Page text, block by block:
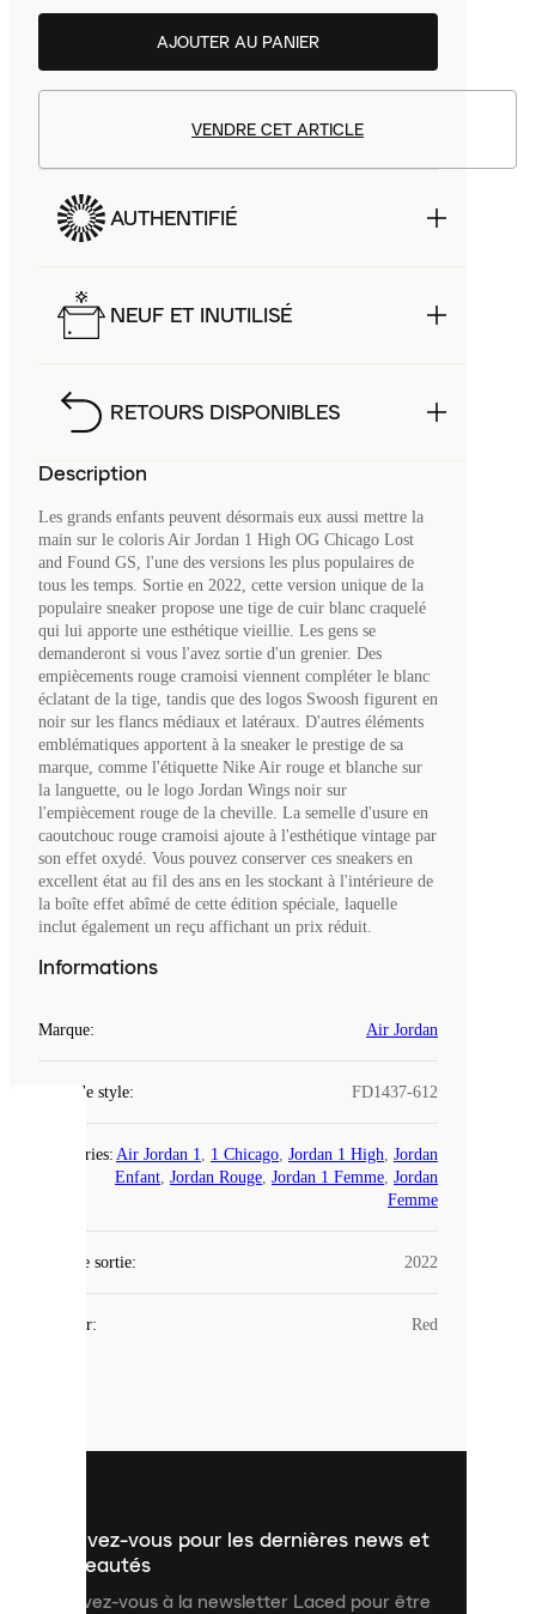
AJOUTER AU PANIER
VENDRE CET ARTICLE
AUTHENTIFIÉ
NEUF ET INUTILISÉ
RETOURS DISPONIBLES
Description
Les grands enfants peuvent désormais eux aussi mettre la
main sur le coloris Air Jordan 1 High OG Chicago Lost
and Found GS, l'une des versions les plus populaires de
tous les temps. Sortie en 2022, cette version unique de la
populaire sneaker propose une tige de cuir blanc craquelé
qui lui apporte une esthétique vieillie. Les gens se
demanderont si vous l'avez sortie d'un grenier. Des
empiècements rouge cramoisi viennent compléter le blanc
éclatant de la tige, tandis que des logos Swoosh figurent en
noir sur les flancs médiaux et latéraux. D'autres éléments
emblématiques apportent à la sneaker le prestige de sa
marque, comme l'étiquette Nike Air rouge et blanche sur
la languette, ou le logo Jordan Wings noir sur
l'empiècement rouge de la cheville. La semelle d'usure en
caoutchouc rouge cramoisi ajoute à l'esthétique vintage par
son effet oxydé. Vous pouvez conserver ces sneakers en
excellent état au fil des ans en les stockant à l'intérieure de
la boîte effet abîmé de cette édition spéciale, laquelle
inclut également un reçu affichant un prix réduit.
Informations
Marque: Air Jordan
Code de style: FD1437-612
Catégories: Air Jordan 1, 1 Chicago, Jordan 1 High, Jordan
Enfant, Jordan Rouge, Jordan 1 Femme, Jordan
Femme
Date de sortie: 2022
Couleur: Red
Inscrivez-vous pour les dernières news et
nouveautés
Inscrivez-vous à la newsletter Laced pour être
cookies.
contenu
personnalisé
améliorer